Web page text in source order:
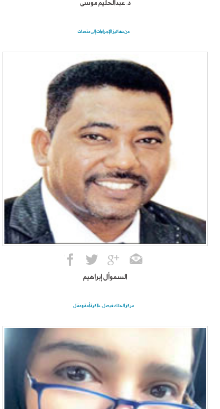
د. عبدالحليم موسى
من دهاليز الإجراءات إلى منصات
السموأل إبراهيم
مركز الملك فيصل.. ذاكرة أمة وعقل